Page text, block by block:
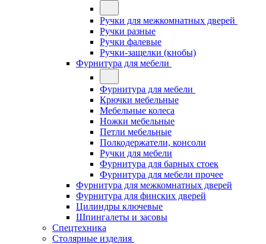
Ручки для межкомнатных дверей
Ручки разные
Ручки фалевые
Ручки-защелки (кнобы)
Фурнитура для мебели
Фурнитура для мебели
Крючки мебельные
Мебельные колеса
Ножки мебельные
Петли мебельные
Полкодержатели, консоли
Ручки для мебели
Фурнитура для барных стоек
Фурнитура для мебели прочее
Фурнитура для межкомнатных дверей
Фурнитура для финских дверей
Цилиндры ключевые
Шпингалеты и засовы
Спецтехника
Столярные изделия